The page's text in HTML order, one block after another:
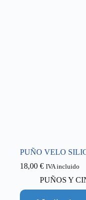
PUÑO VELO
18,00 € IVA incluido
PUÑOS Y